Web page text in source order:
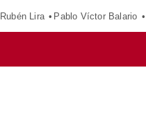
Rubén Lira Pablo Víctor Balario